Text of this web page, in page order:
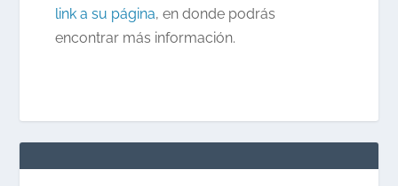
link a su página, en donde podrás
encontrar más información.